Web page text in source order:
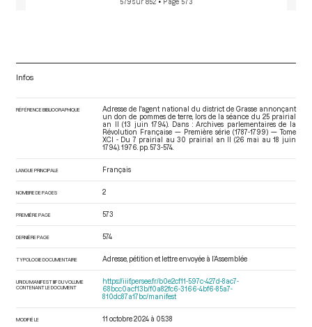
Infos
RÉFÉRENCE BIBLIOGRAPHIQUE
Adresse de l'agent national du district de Grasse annonçant
un don de pommes de terre, lors de la séance du 25 prairial
an II (13 juin 1794). Dans : Archives parlementaires de la
Révolution Française — Première série (1787-1799) — Tome
XCI - Du 7 prairial au 30 prairial an II (26 mai au 18 juin
1794) . 1976. pp. 573-574.
LANGUE PRINCIPALE Français
NOMBRE DE PAGES 2
PREMIÈRE PAGE 573
DERNIÈRE PAGE 574
TYPOLOGIE DOCUMENTAIRE Adresse, pétition et lettre envoyée à l’Assemblée
URI DU MANIFEST IIIF DU VOLUME
CONTENANT LE DOCUMENT
https://iiif.persee.fr/b0e2cf11-597c-427d-8ac7-
68bcc0acf13b/f0a82fc6-3166-4bf6-85a7-
810dc87a17bc/manifest
MODIFIÉ LE 11 octobre 2024 à 05:38